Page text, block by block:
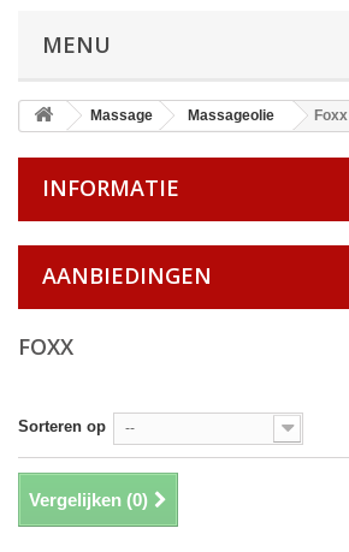
MENU
Massage Massageolie Foxx
INFORMATIE
AANBIEDINGEN
FOXX
Sorteren op --
Vergelijken (0)